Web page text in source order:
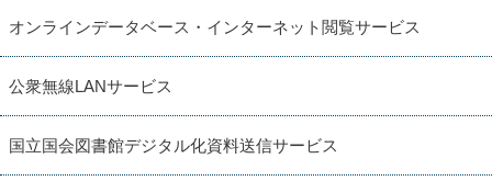
オンラインデータベース・インターネット閲覧サービス
公衆無線LANサービス
国立国会図書館デジタル化資料送信サービス